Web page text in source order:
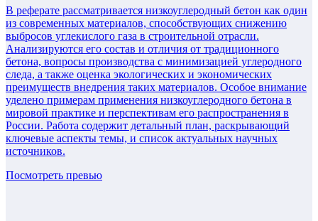
В реферате рассматривается низкоуглеродный бетон как один
из современных материалов, способствующих снижению
выбросов углекислого газа в строительной отрасли.
Анализируются его состав и отличия от традиционного
бетона, вопросы производства с минимизацией углеродного
следа, а также оценка экологических и экономических
преимуществ внедрения таких материалов. Особое внимание
уделено примерам применения низкоуглеродного бетона в
мировой практике и перспективам его распространения в
России. Работа содержит детальный план, раскрывающий
ключевые аспекты темы, и список актуальных научных
источников.
Посмотреть превью